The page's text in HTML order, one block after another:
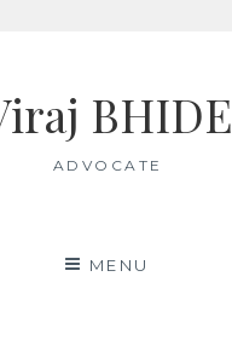
BHIDE
ADVOCATE
MENU